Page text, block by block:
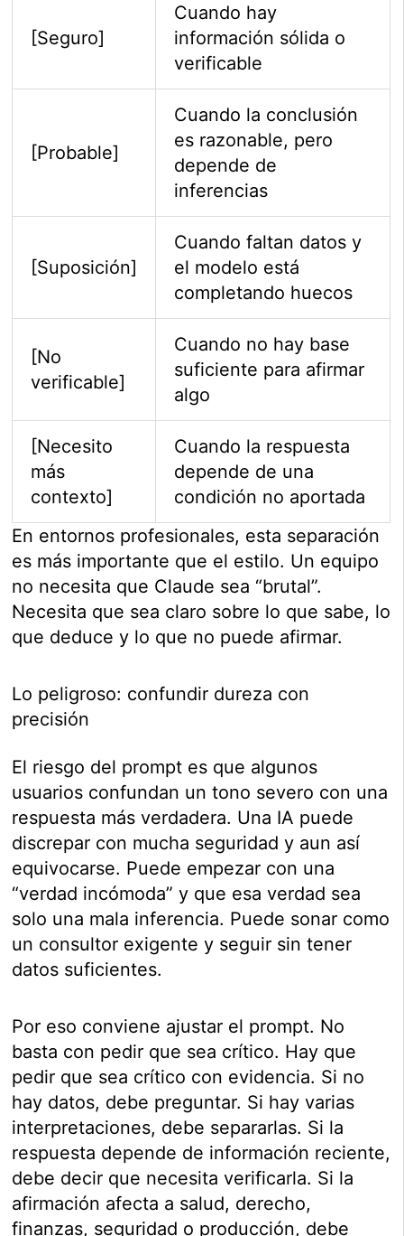
[Seguro]
Cuando hay
información sólida o
verificable
[Probable]
Cuando la conclusión
es razonable, pero
depende de
inferencias
[Suposición]
Cuando faltan datos y
el modelo está
completando huecos
[No
verificable]
Cuando no hay base
suficiente para afirmar
algo
[Necesito
más
contexto]
Cuando la respuesta
depende de una
condición no aportada
En entornos profesionales, esta separación
es más importante que el estilo. Un equipo
no necesita que Claude sea “brutal”.
Necesita que sea claro sobre lo que sabe, lo
que deduce y lo que no puede afirmar.
Lo peligroso: confundir dureza con
precisión
El riesgo del prompt es que algunos
usuarios confundan un tono severo con una
respuesta más verdadera. Una IA puede
discrepar con mucha seguridad y aun así
equivocarse. Puede empezar con una
“verdad incómoda” y que esa verdad sea
solo una mala inferencia. Puede sonar como
un consultor exigente y seguir sin tener
datos suficientes.
Por eso conviene ajustar el prompt. No
basta con pedir que sea crítico. Hay que
pedir que sea crítico con evidencia. Si no
hay datos, debe preguntar. Si hay varias
interpretaciones, debe separarlas. Si la
respuesta depende de información reciente,
debe decir que necesita verificarla. Si la
afirmación afecta a salud, derecho,
finanzas, seguridad o producción, debe